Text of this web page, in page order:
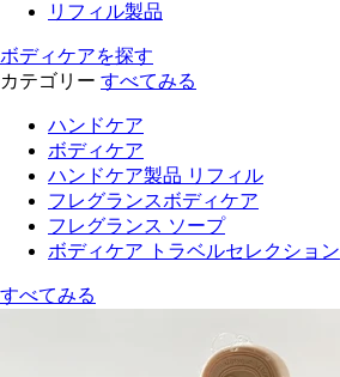
リフィル製品
ボディケアを探す
カテゴリー すべてみる
ハンドケア
ボディケア
ハンドケア製品 リフィル
フレグランスボディケア
フレグランス ソープ
ボディケア トラベルセレクション
すべてみる